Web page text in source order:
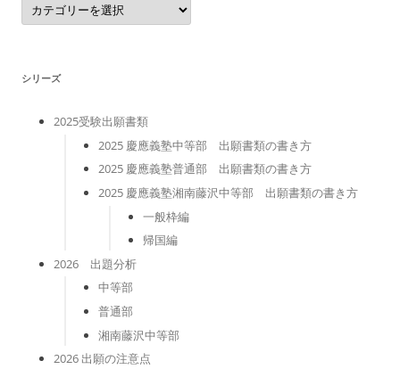
テ
ゴ
シリーズ
2025受験出願書類
2025 慶應義塾中等部 出願書類の書き方
2025 慶應義塾普通部 出願書類の書き方
2025 慶應義塾湘南藤沢中等部 出願書類の書き方
一般枠編
帰国編
2026 出題分析
中等部
普通部
湘南藤沢中等部
2026 出願の注意点